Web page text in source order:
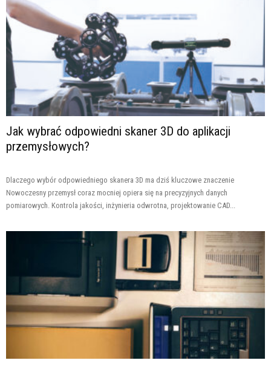
Jak wybrać odpowiedni skaner 3D do aplikacji
przemysłowych?
Dlaczego wybór odpowiedniego skanera 3D ma dziś kluczowe znaczenie
Nowoczesny przemysł coraz mocniej opiera się na precyzyjnych danych
pomiarowych. Kontrola jakości, inżynieria odwrotna, projektowanie CAD...